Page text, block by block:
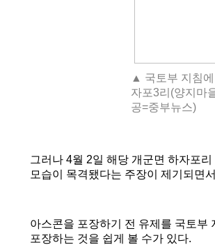
▲ 국토부 지침
자포3리(양지마
공=중부뉴스)
그러나 4월 2일 해당 개군면 하자포
모습이 목격됐다는 주장이 제기되면
아스콘을 포장하기 전 유제를 국토부
포장하는 것을 쉽게 볼 수가 있다.